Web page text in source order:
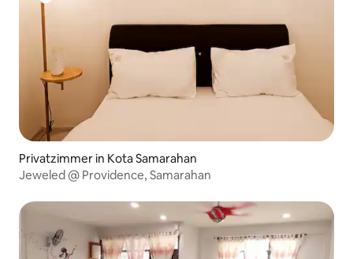
Privatzimmer in Kota Samarahan
Jeweled @ Providence, Samarahan